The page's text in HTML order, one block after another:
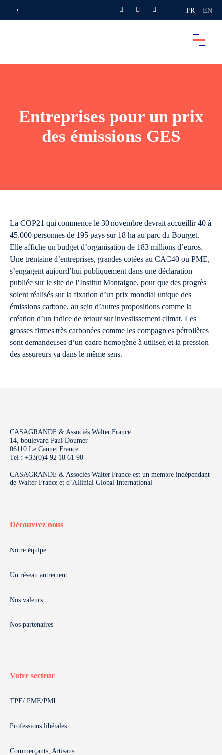
FR EN
Entreprises pour un prix
des émissions GES
La COP21 qui commence le 30 novembre devrait accueillir 40 à
45.000 personnes de 195 pays sur 18 ha au parc du Bourget.
Elle affiche un budget d’organisation de 183 millions d’euros.
Une trentaine d’entreprises, grandes cotées au CAC40 ou PME,
s’engagent aujourd’hui publiquement dans une déclaration
publiée sur le site de l’Institut Montaigne, pour que des progrès
soient réalisés sur la fixation d’un prix mondial unique des
émissions carbone, au sein d’autres propositions comme la
création d’un indice de retour sur investissement climat. Les
grosses firmes très carbonées comme les compagnies pétrolières
sont demandeuses d’un cadre homogène à utiliser, et la pression
des assureurs va dans le même sens.
CASAGRANDE & Associés Walter France
14, boulevard Paul Doumer
06110 Le Cannet France
Tel : +33(0)4 92 18 61 90
CASAGRANDE & Associés Walter France est un membre indépendant
de Walter France et d’Allinial Global International
Découvrez nous
Notre équipe
Un réseau autrement
Nos valeurs
Nos partenaires
Votre secteur
TPE/ PME/PMI
Professions libérales
Commerçants, Artisans